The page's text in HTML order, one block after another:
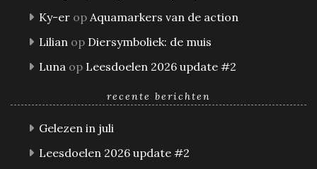
Ky-er op Aquamarkers van de action
Lilian op Diersymboliek: de muis
Luna op Leesdoelen 2026 update #2
recente berichten
Gelezen in juli
Leesdoelen 2026 update #2